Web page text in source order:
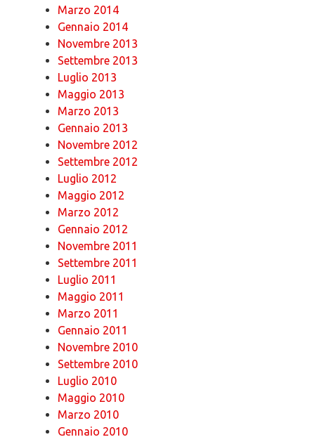
Marzo 2014
Gennaio 2014
Novembre 2013
Settembre 2013
Luglio 2013
Maggio 2013
Marzo 2013
Gennaio 2013
Novembre 2012
Settembre 2012
Luglio 2012
Maggio 2012
Marzo 2012
Gennaio 2012
Novembre 2011
Settembre 2011
Luglio 2011
Maggio 2011
Marzo 2011
Gennaio 2011
Novembre 2010
Settembre 2010
Luglio 2010
Maggio 2010
Marzo 2010
Gennaio 2010